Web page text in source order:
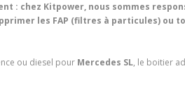
: chez Kitpower, nous sommes
les FAP (filtres à particules)
ou diesel pour Mercedes SL, le boitier